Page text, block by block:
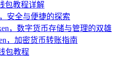
包教程详解
安全与便捷的探索
，数字货币存储与管理的双雄
，加密货币转账指南
包教程